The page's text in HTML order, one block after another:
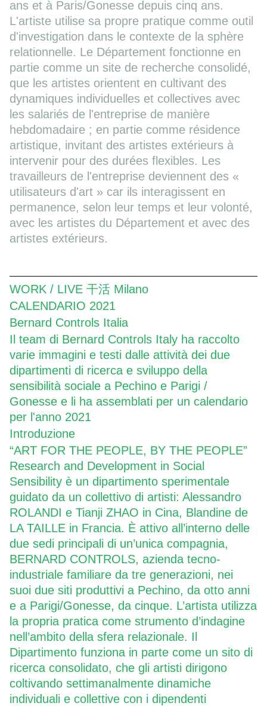
ans et à Paris/Gonesse depuis cinq ans.
L'artiste utilise sa propre pratique comme outil
d'investigation dans le contexte de la sphère
relationnelle. Le Département fonctionne en
partie comme un site de recherche consolidé,
que les artistes orientent en cultivant des
dynamiques individuelles et collectives avec
les salariés de l'entreprise de manière
hebdomadaire ; en partie comme résidence
artistique, invitant des artistes extérieurs à
intervenir pour des durées flexibles. Les
travailleurs de l'entreprise deviennent des «
utilisateurs d'art » car ils interagissent en
permanence, selon leur temps et leur volonté,
avec les artistes du Département et avec des
artistes extérieurs.
WORK / LIVE 干活 Milano
CALENDARIO 2021
Bernard Controls Italia
Il team di Bernard Controls Italy ha raccolto
varie immagini e testi dalle attività dei due
dipartimenti di ricerca e sviluppo della
sensibilità sociale a Pechino e Parigi /
Gonesse e li ha assemblati per un calendario
per l'anno 2021
Introduzione
“ART FOR THE PEOPLE, BY THE PEOPLE”
Research and Development in Social
Sensibility è un dipartimento sperimentale
guidato da un collettivo di artisti: Alessandro
ROLANDI e Tianji ZHAO in Cina, Blandine de
LA TAILLE in Francia. È attivo all’interno delle
due sedi principali di un’unica compagnia,
BERNARD CONTROLS, azienda tecno-
industriale familiare da tre generazioni, nei
suoi due siti produttivi a Pechino, da otto anni
e a Parigi/Gonesse, da cinque. L’artista utilizza
la propria pratica come strumento d’indagine
nell’ambito della sfera relazionale. Il
Dipartimento funziona in parte come un sito di
ricerca consolidato, che gli artisti dirigono
coltivando settimanalmente dinamiche
individuali e collettive con i dipendenti